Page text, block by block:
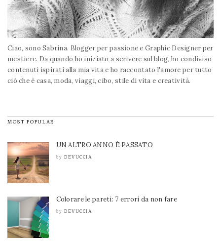
Ciao, sono Sabrina. Blogger per passione e Graphic Designer per
mestiere. Da quando ho iniziato a scrivere sul blog, ho condiviso
contenuti ispirati alla mia vita e ho raccontato l'amore per tutto
ciò che è casa, moda, viaggi, cibo, stile di vita e creatività.
MOST POPULAR
UN ALTRO ANNO È PASSATO
by DEVUCCIA
Colorare le pareti: 7 errori da non fare
by DEVUCCIA